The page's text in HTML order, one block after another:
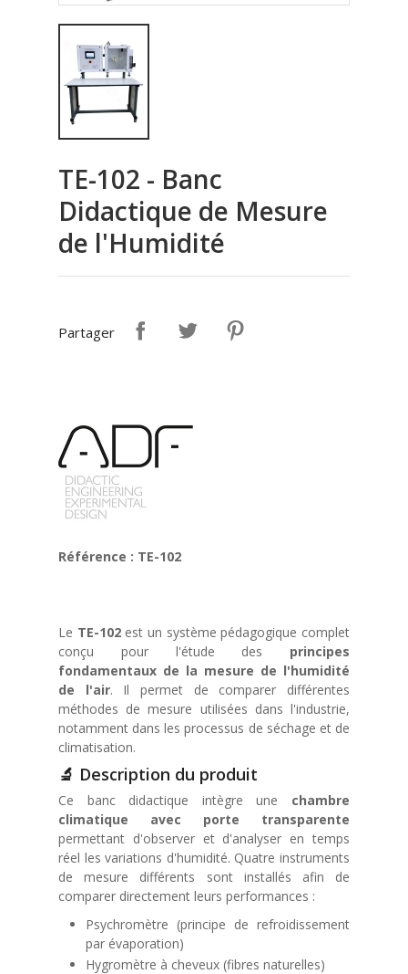
TE-102 - Banc
Didactique de Mesure
de l'Humidité
Partager
Référence : TE-102
Le TE-102est un système pédagogique complet
conçu pour l'étude des principes
fondamentaux de la mesure de l'humidité
de l'air. Il permet de comparer différentes
méthodes de mesure utilisées dans l'industrie,
notamment dans les processus de séchage et de
climatisation.
🔬 Description du produit
Ce banc didactique intègre une chambre
climatique avec porte transparente
permettant d'observer et d'analyser en temps
réel les variations d'humidité. Quatre instruments
de mesure différents sont installés afin de
comparer directement leurs performances :
Psychromètre (principe de refroidissement
par évaporation)
Hygromètre à cheveux (fibres naturelles)